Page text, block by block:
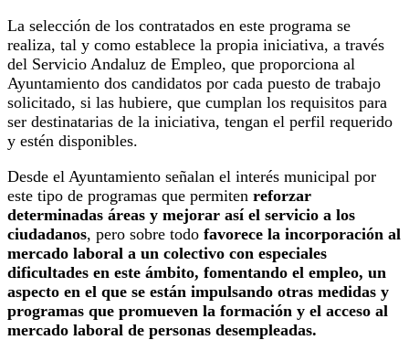
La selección de los contratados en este programa se
realiza, tal y como establece la propia iniciativa, a través
del Servicio Andaluz de Empleo, que proporciona al
Ayuntamiento dos candidatos por cada puesto de trabajo
solicitado, si las hubiere, que cumplan los requisitos para
ser destinatarias de la iniciativa, tengan el perfil requerido
y estén disponibles.
Desde el Ayuntamiento señalan el interés municipal por
este tipo de programas que permiten reforzar
determinadas áreas y mejorar así el servicio a los
ciudadanos, pero sobre todo favorece la incorporación al
mercado laboral a un colectivo con especiales
dificultades en este ámbito, fomentando el empleo, un
aspecto en el que se están impulsando otras medidas y
programas que promueven la formación y el acceso al
mercado laboral de personas desempleadas.